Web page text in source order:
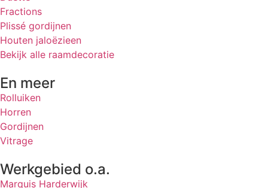
Fractions
Plissé gordijnen
Houten jaloëzieen
Bekijk alle raamdecoratie
En meer
Rolluiken
Horren
Gordijnen
Vitrage
Werkgebied o.a.
Marquis Harderwijk